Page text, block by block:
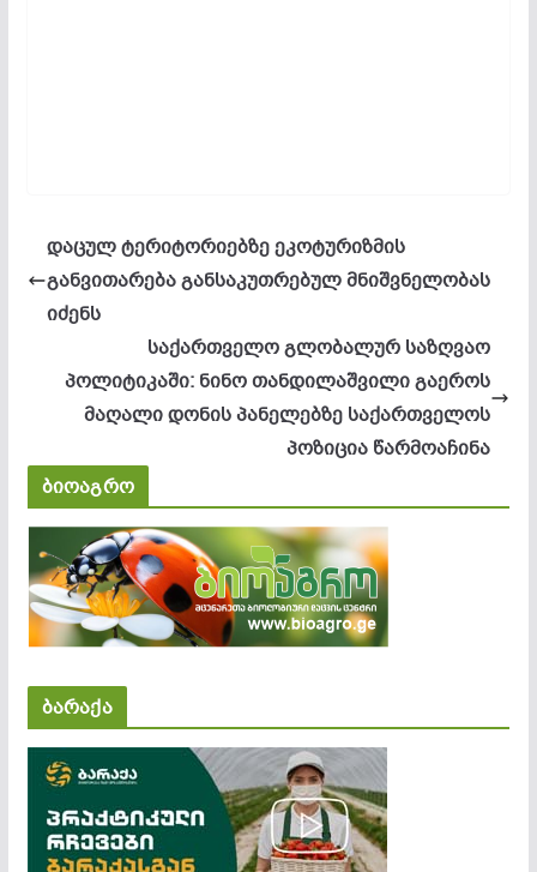
დაცულ ტერიტორიებზე ეკოტურიზმის
განვითარება განსაკუთრებულ მნიშვნელობას
იძენს
საქართველო გლობალურ საზღვაო
პოლიტიკაში: ნინო თანდილაშვილი გაეროს
მაღალი დონის პანელებზე საქართველოს
პოზიცია წარმოაჩინა
ბიოაგრო
ბარაქა